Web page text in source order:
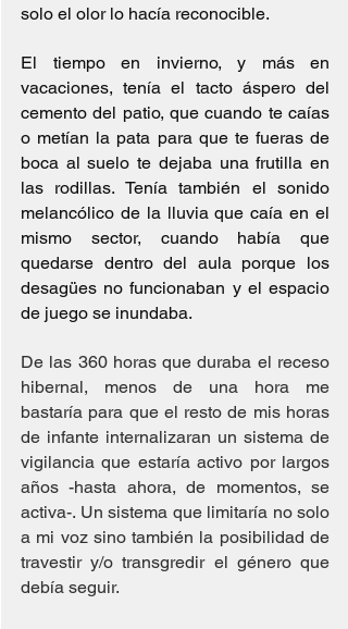
solo el olor lo hacía reconocible.
El tiempo en invierno, y más en
vacaciones, tenía el tacto áspero del
cemento del patio, que cuando te caías
o metían la pata para que te fueras de
boca al suelo te dejaba una frutilla en
las rodillas. Tenía también el sonido
melancólico de la lluvia que caía en el
mismo sector, cuando había que
quedarse dentro del aula porque los
desagües no funcionaban y el espacio
de juego se inundaba.
De las 360 horas que duraba el receso
hibernal, menos de una hora me
bastaría para que el resto de mis horas
de infante internalizaran un sistema de
vigilancia que estaría activo por largos
años -hasta ahora, de momentos, se
activa-. Un sistema que limitaría no solo
a mi voz sino también la posibilidad de
travestir y/o transgredir el género que
debía seguir.